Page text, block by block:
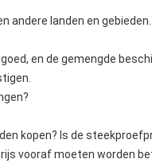
andere landen en gebieden.
en de gemengde
kopen? Is de
vooraf moeten worden